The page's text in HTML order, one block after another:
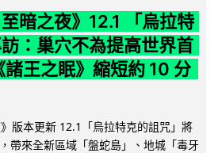
至暗之夜》12.1 「烏拉特
：巢穴不為提高世界首
王之眠》縮短約 10 分
版本更新 12.1「烏拉特克的詛咒」將
帶來全新區域「盤蛇島」、地城「毒牙